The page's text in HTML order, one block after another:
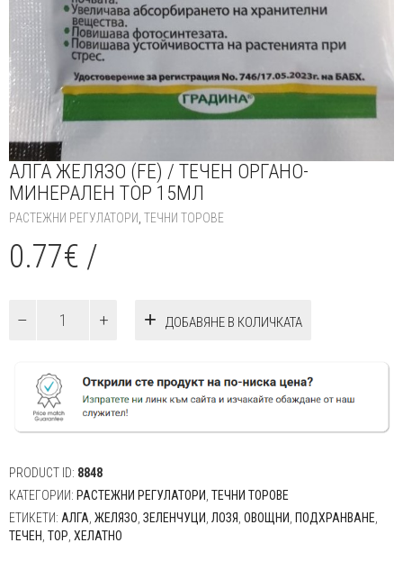
АЛГА ЖЕЛЯЗО (FE) / ТЕЧЕН ОРГАНО-
МИНЕРАЛЕН ТОР 15МЛ
РАСТЕЖНИ РЕГУЛАТОРИ ТЕЧНИ ТОРОВЕ
0.77€ /
за
Течен
органо-
тор
15мл
ДОБАВЯНЕ В КОЛИЧКАТА
PRODUCT ID: 8848
КАТЕГОРИИ: РАСТЕЖНИ РЕГУЛАТОРИ ТЕЧНИ ТОРОВЕ
ЕТИКЕТИ: АЛГА ЖЕЛЯЗО ЗЕЛЕНЧУЦИ ЛОЗЯ ОВОЩНИ ПОДХРАНВАНЕ
ТЕЧЕН ТОР ХЕЛАТНО